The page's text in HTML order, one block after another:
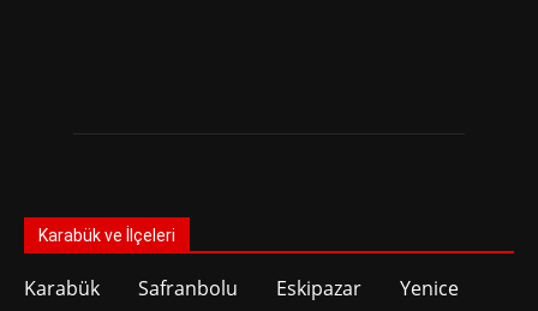
Karabük ve İlçeleri
Karabük Safranbolu Eskipazar
Yenice